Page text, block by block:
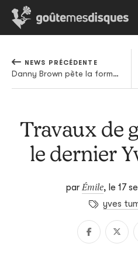
NEWS PRÉCÉDENTE
Danny Brown pète la forme sur Best Life
Travaux de
le dernier
parÉmile, le 17
yves